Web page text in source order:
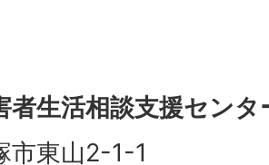
者生活相談支援セン
市東山2-1-1